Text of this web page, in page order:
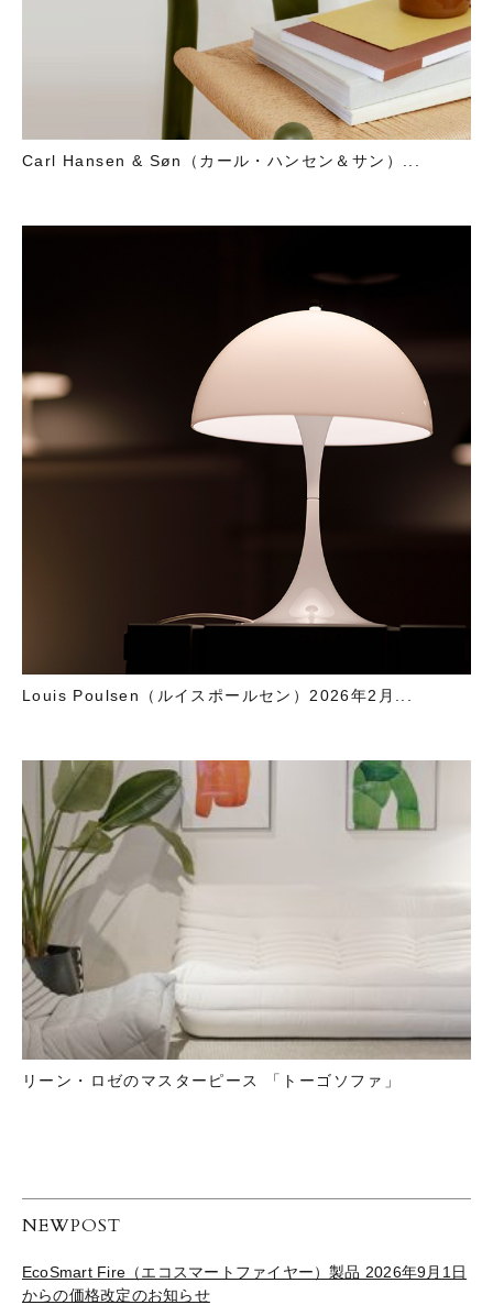
Carl Hansen & Søn（カール・ハンセン＆サン）...
Louis Poulsen（ルイスポールセン）2026年2月...
リーン・ロゼのマスターピース 「トーゴソファ」
NEWPOST
EcoSmart Fire（エコスマートファイヤー）製品 2026年9月1日
からの価格改定のお知らせ